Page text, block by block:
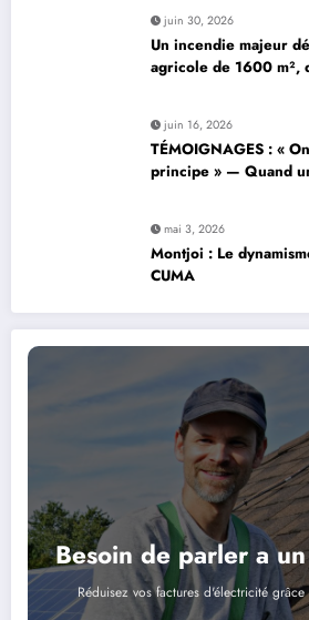
juin 30, 2026
Un incendie majeur
agricole de 1600 m²,
juin 16, 2026
TÉMOIGNAGES : «
principe » — Quand
mai 3, 2026
Montjoi : Le
CUMA
Besoin de parler a
Réduisez vos factures d'électricité